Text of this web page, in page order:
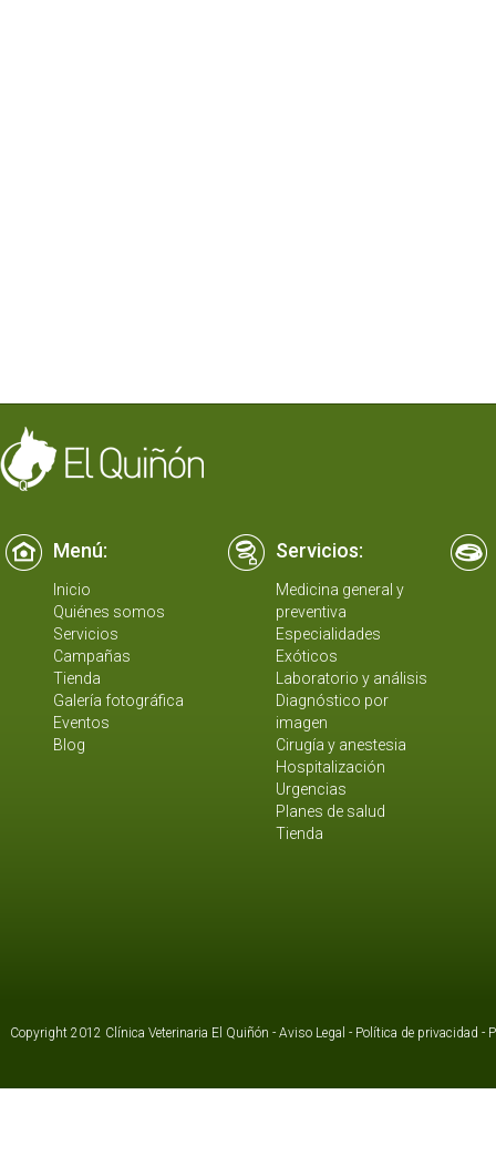
Menú: Servicios:
Inicio
Quiénes somos
Servicios
Campañas
Tienda
Galería fotográfica
Eventos
Blog
Medicina general y
preventiva
Especialidades
Exóticos
Laboratorio y análisis
Diagnóstico por
imagen
Cirugía y anestesia
Hospitalización
Urgencias
Planes de salud
Tienda
Copyright 2012 Clínica Veterinaria El Quiñón - Aviso Legal - Política de privacidad -